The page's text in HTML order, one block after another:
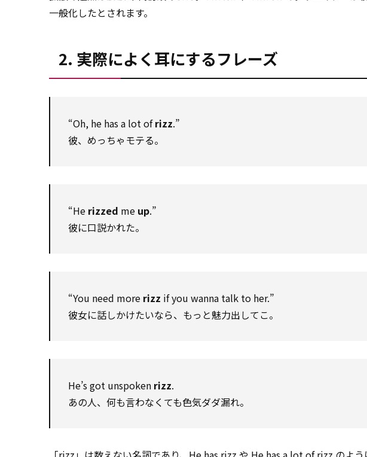
一般化したとされます。
2. 実際によく耳にするフレーズ
“Oh, he has a lot ofrizz.”
彼、めっちゃモテる。
“He rizzed me up.”
彼に口説かれた。
“You need more rizz if you wanna talk to her.”
彼女に話しかけたいなら、もっと魅力出してこ。
He’s got unspoken rizz.
あの人、何も言わなくても色気ダダ漏れ。